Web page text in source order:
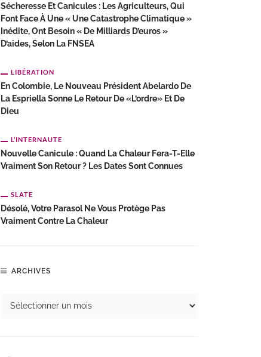
Sécheresse Et Canicules : Les Agriculteurs, Qui
Font Face À Une « Une Catastrophe Climatique »
Inédite, Ont Besoin « De Milliards D’euros »
D’aides, Selon La FNSEA
LIBÉRATION
En Colombie, Le Nouveau Président Abelardo De
La Espriella Sonne Le Retour De «l’ordre» Et De
Dieu
L’INTERNAUTE
Nouvelle Canicule : Quand La Chaleur Fera-T-Elle
Vraiment Son Retour ? Les Dates Sont Connues
SLATE
Désolé, Votre Parasol Ne Vous Protège Pas
Vraiment Contre La Chaleur
ARCHIVES